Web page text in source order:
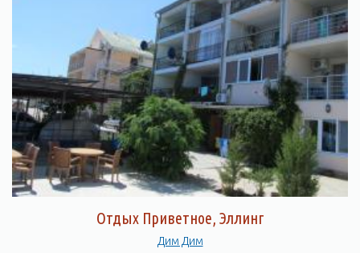
Отдых Приветное, Эллинг
Дим Дим